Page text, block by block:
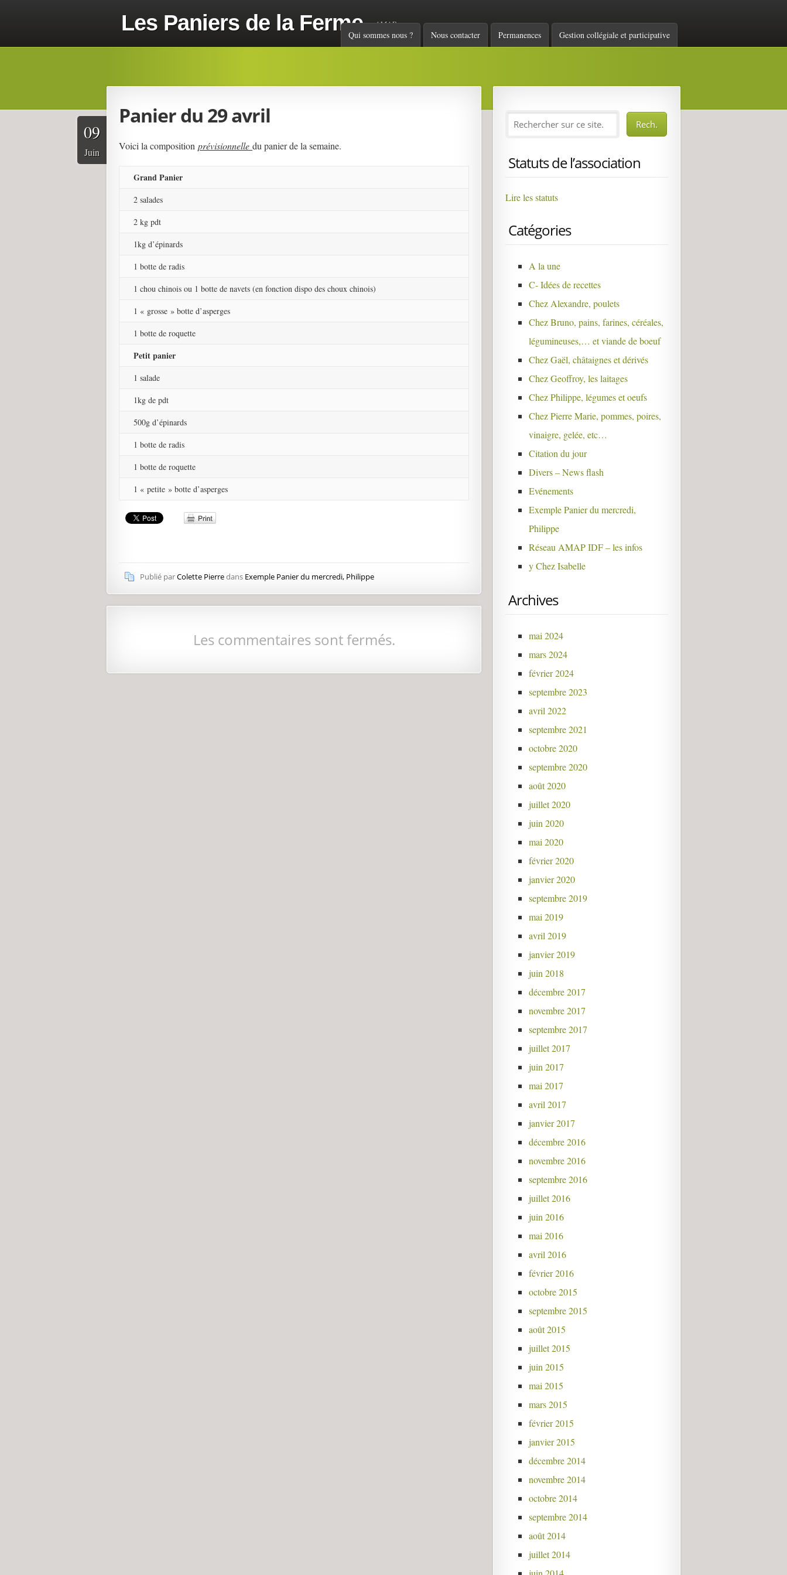
Les Paniers de la Ferme AMAP
Menu principal
Qui sommes nous ? Nous contacter Permanences Gestion collégiale et participative
Panier du 29 avril
09
Juin
Voici la composition prévisionnelle du panier de la semaine.
Grand Panier
2 salades
2 kg pdt
1kg d’épinards
1 botte de radis
1 chou chinois ou 1 botte de navets (en fonction dispo des choux chinois)
1 « grosse » botte d’asperges
1 botte de roquette
Petit panier
1 salade
1kg de pdt
500g d’épinards
1 botte de radis
1 botte de roquette
1 « petite » botte d’asperges
Publié parColette Pierredans Exemple Panier du mercredi, Philippe
Les commentaires sont fermés.
Statuts de l’association
Lire les statuts
Catégories
A la une
C- Idées de recettes
Chez Alexandre, poulets
Chez Bruno, pains, farines, céréales,
légumineuses,… et viande de boeuf
Chez Gaël, châtaignes et dérivés
Chez Geoffroy, les laitages
Chez Philippe, légumes et oeufs
Chez Pierre Marie, pommes, poires,
vinaigre, gelée, etc…
Citation du jour
Divers – News flash
Evénements
Exemple Panier du mercredi,
Philippe
Réseau AMAP IDF – les infos
y Chez Isabelle
Archives
mai 2024
mars 2024
février 2024
septembre 2023
avril 2022
septembre 2021
octobre 2020
septembre 2020
août 2020
juillet 2020
juin 2020
mai 2020
février 2020
janvier 2020
septembre 2019
mai 2019
avril 2019
janvier 2019
juin 2018
décembre 2017
novembre 2017
septembre 2017
juillet 2017
juin 2017
mai 2017
avril 2017
janvier 2017
décembre 2016
novembre 2016
septembre 2016
juillet 2016
juin 2016
mai 2016
avril 2016
février 2016
octobre 2015
septembre 2015
août 2015
juillet 2015
juin 2015
mai 2015
mars 2015
février 2015
janvier 2015
décembre 2014
novembre 2014
octobre 2014
septembre 2014
août 2014
juillet 2014